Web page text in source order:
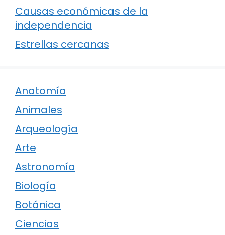
Causas económicas de la
independencia
Estrellas cercanas
Anatomía
Animales
Arqueología
Arte
Astronomía
Biología
Botánica
Ciencias